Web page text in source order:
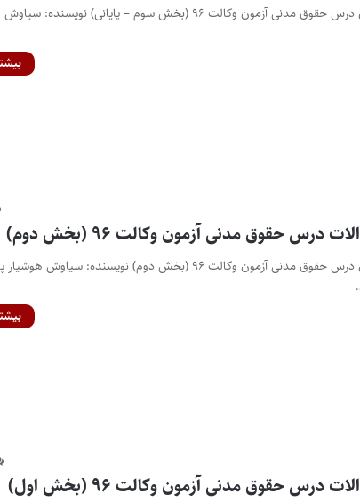
بررسی تحلیلی پرسش‌های درس حقوق مدنی آزمون وکالت ۹۶ (بخش سوم – پایانی)
درس حقوق مدنی آزمون وکالت ۹۶ (بخش دوم)
بررسی تحلیلی پرسش‌های درس حقوق مدنی آزمون وکالت ۹۶ (بخش دوم) نویسنده:
درس حقوق مدنی آزمون وکالت ۹۶ (بخش اول)